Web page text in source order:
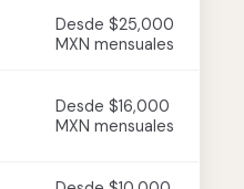
Desde $25,000
MXN mensuales
Desde $16,000
MXN mensuales